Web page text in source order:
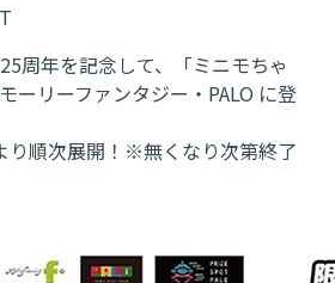
周年を記念して、「ミニモちゃ
ーリーファンタジー・PALO に登
り順次展開！※無くなり次第終了